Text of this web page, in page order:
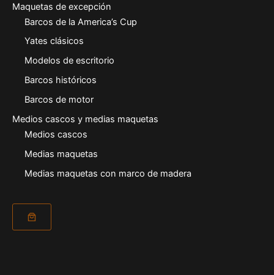
Maquetas de excepción
Barcos de la America’s Cup
Yates clásicos
Modelos de escritorio
Barcos históricos
Barcos de motor
Medios cascos y medias maquetas
Medios cascos
Medias maquetas
Medias maquetas con marco de madera